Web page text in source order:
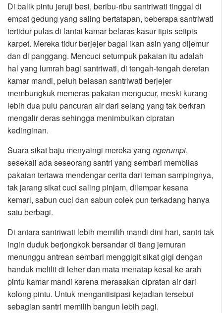
Di balik pintu jeruji besi, beribu-ribu santriwati tinggal di
empat gedung yang saling bertatapan, beberapa santriwati
tertidur pulas di lantai kamar belaras kasur tipis setipis
karpet. Mereka tidur berjejer bagai ikan asin yang dijemur
dan di panggang. Mencuci setumpuk pakaian itu adalah
hal yang lumrah bagi santriwati, di tengah-tengah deretan
kamar mandi, peluh belasan santriwati berjejer
membungkuk memeras pakaian mengucur, meski kurang
lebih dua pulu pancuran air dari selang yang tak berkran
mengalir deras sehingga menimbulkan cipratan
kedinginan.
Suara sikat baju menyaingi mereka yang ngerumpi,
sesekali ada seseorang santri yang sembari membilas
pakaian tertawa mendengar cerita dari teman sampingnya,
tak jarang sikat cuci saling pinjam, dilempar kesana
kemari, sabun cuci dan sabun colek pun terkadang hanya
satu berbagi.
Di antara santriwati lebih memilih mandi dini hari, santri tak
ingin duduk berjongkok bersandar di tiang jemuran
menunggu antrean sembari menggigit sikat gigi dengan
handuk melilit di leher dan mata menatap kesal ke arah
pintu kamar mandi karena merasakan cipratan air dari
kolong pintu. Untuk mengantisipasi kejadian tersebut
sebagian santri memilih bangun lebih pagi.